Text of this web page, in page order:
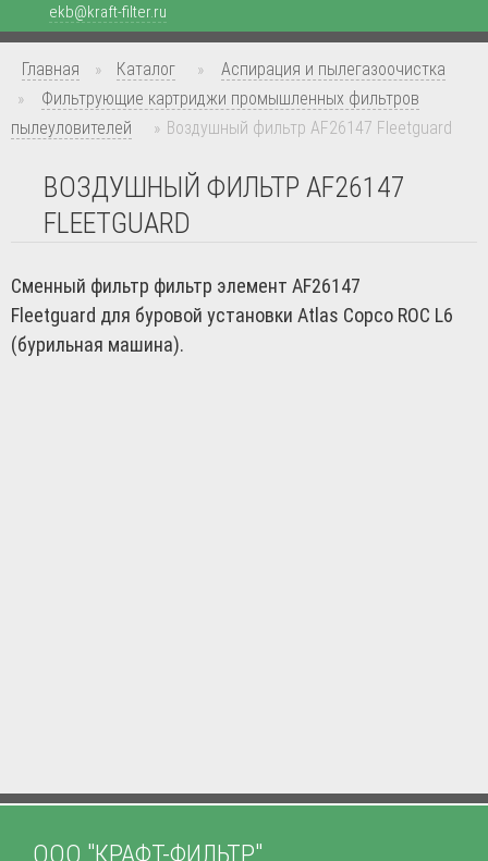
ekb@kraft-filter.ru
Главная » Каталог »
Аспирация и пылегазоочистка
»
Фильтрующие картриджи промышленных фильтров
пылеуловителей
» Воздушный фильтр AF26147 Fleetguard
ВОЗДУШНЫЙ ФИЛЬТР AF26147
FLEETGUARD
Сменный фильтр фильтр элемент AF26147
Fleetguard для буровой установки Atlas Copco ROC L6
(бурильная машина).
ООО "КРАФТ-ФИЛЬТР"